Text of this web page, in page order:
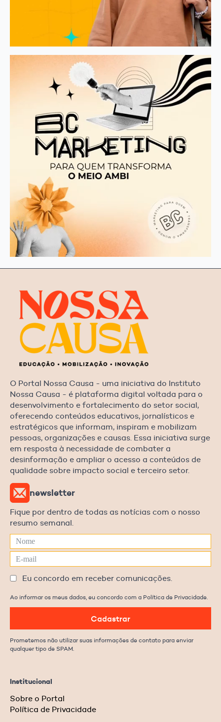
O Portal Nossa Causa - uma iniciativa do Instituto
Nossa Causa - é plataforma digital voltada para o
desenvolvimento e fortalecimento do setor social,
oferecendo conteúdos educativos, jornalísticos e
estratégicos que informam, inspiram e mobilizam
pessoas, organizações e causas. Essa iniciativa surge
em resposta à necessidade de combater a
desinformação e ampliar o acesso a conteúdos de
qualidade sobre impacto social e terceiro setor.
Institucional
Sobre o Portal
Política de Privacidade
newsletter
Fique por dentro de todas as notícias com o nosso
resumo semanal.
Eu concordo em receber comunicações.
Ao informar os meus dados, eu concordo com a Política de Privacidade.
Cadastrar
Prometemos não utilizar suas informações de contato para enviar
qualquer tipo de SPAM.